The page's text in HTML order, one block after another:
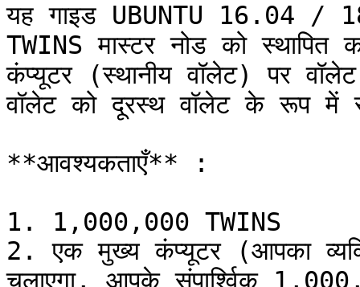
यह गाइड UBUNTU 16.04 /
TWINS मास्टर नोड को
कंप्यूटर (स्थानीय वॉलेट) पर
वॉलेट को दूरस्थ वॉलेट के रूप में
**आवश्यकताएँ** :
1. 1,000,000 TWINS
2. एक मुख्य कंप्यूटर (आपका
चलाएगा, आपके संपार्श्विक